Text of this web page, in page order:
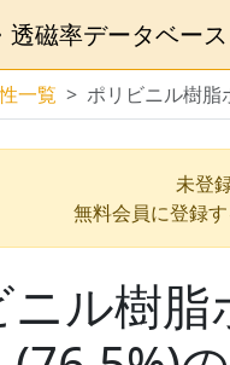
透磁率データベース
一覧 ポリビニル樹脂
未登
無料会員に登録
ル樹